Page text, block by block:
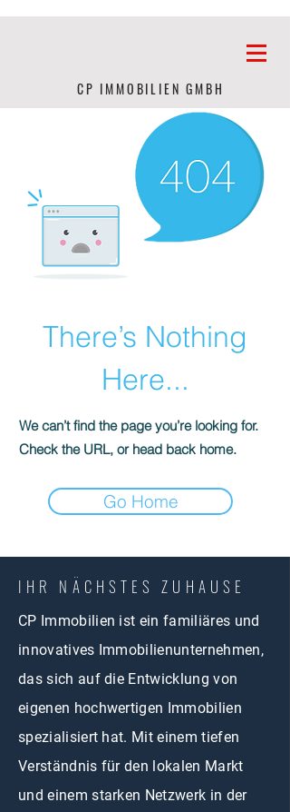
CP IMMOBILIEN GMBH
There’s Nothing
Here...
We can’t find the page you’re looking for.
Check the URL, or head back home.
Go Home
IHR NÄCHSTES ZUHAUSE
CP Immobilien ist ein familiäres und
innovatives Immobilienunternehmen,
das sich auf die Entwicklung von
eigenen hochwertigen Immobilien
spezialisiert hat. Mit einem tiefen
Verständnis für den lokalen Markt
und einem starken Netzwerk in der